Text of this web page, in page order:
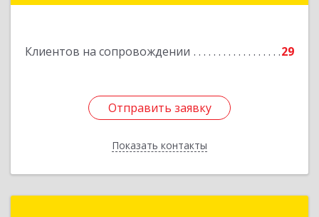
Клиентов на сопровождении 29
Отправить заявку
Показать контакты
Отправить заявку
Назад